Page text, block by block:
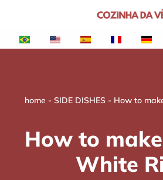
to
home - SIDE DISHES - How to
How to
White